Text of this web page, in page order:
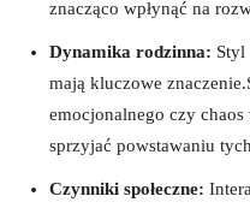
znacząco wpłynąć na
Dynamika rodzinna: Styl
mają kluczowe
emocjonalnego czy
sprzyjać powstawaniu
Czynniki społeczne: